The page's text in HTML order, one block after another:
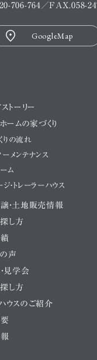
706-764 ／FAX.058-
GoogleMap
トーリー
ホームの家づくり
りの流れ
ーメンテナンス
ーム
ジ・トレーラーハウス
・土地販売情報
し方
声
・見学会
し方
ウスのご紹介